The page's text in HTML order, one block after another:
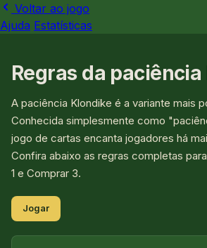
Voltar ao jogo
Ajuda Estatísticas
Regras da
A paciência Klondike é a variante mais
Conhecida simplesmente como
jogo de cartas encanta jogadores há
Confira abaixo as regras completas
1 e Comprar 3.
Jogar